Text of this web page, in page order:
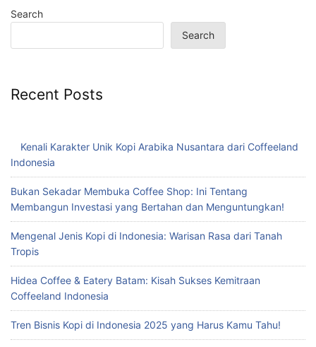
Search
Search
Recent Posts
Kenali Karakter Unik Kopi Arabika Nusantara dari Coffeeland
Indonesia
Bukan Sekadar Membuka Coffee Shop: Ini Tentang
Membangun Investasi yang Bertahan dan Menguntungkan!
Mengenal Jenis Kopi di Indonesia: Warisan Rasa dari Tanah
Tropis
Hidea Coffee & Eatery Batam: Kisah Sukses Kemitraan
Coffeeland Indonesia
Tren Bisnis Kopi di Indonesia 2025 yang Harus Kamu Tahu!